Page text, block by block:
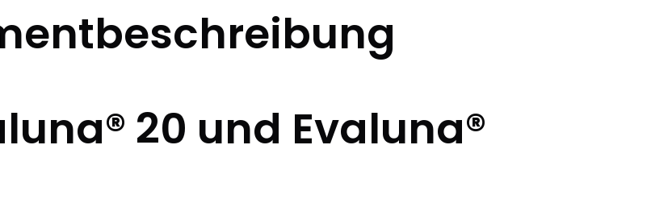
20 und Evaluna®